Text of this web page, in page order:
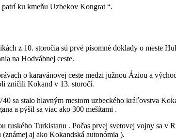
ku kmeňu Uzbekov Kongrat “.
z 10. storočia sú prvé písomné doklady o meste
na Hodvábnej ceste.
o karavánovej ceste medzi južnou Áziou a
zničili Kokand v 13. storočí.
sa stalo hlavným mestom uzbeckého kráľovstva
a pýšil sa viac ako 300 mešítami .
ruského Turkistanu . Počas prvej svetovej vojny sa v
aj ako Kokandská autonómia ).